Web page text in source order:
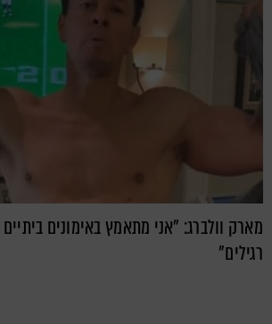
מארק וולברג: "אני מתאמץ באימונים
רגילים"